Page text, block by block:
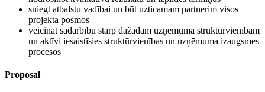
sniegt atbalstu vadībai un būt uzticamam partnerim visos
projekta posmos
veicināt sadarbību starp dažādām uzņēmuma struktūrvienībām
un aktīvi iesaistīsies struktūrvienības un uzņēmuma izaugsmes
procesos
Proposal